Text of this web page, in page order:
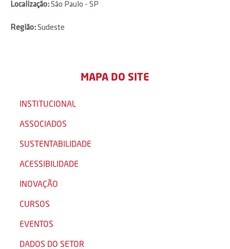
Localização:São Paulo - SP
Região:Sudeste
MAPA DO SITE
INSTITUCIONAL
ASSOCIADOS
SUSTENTABILIDADE
ACESSIBILIDADE
INOVAÇÃO
CURSOS
EVENTOS
DADOS DO SETOR